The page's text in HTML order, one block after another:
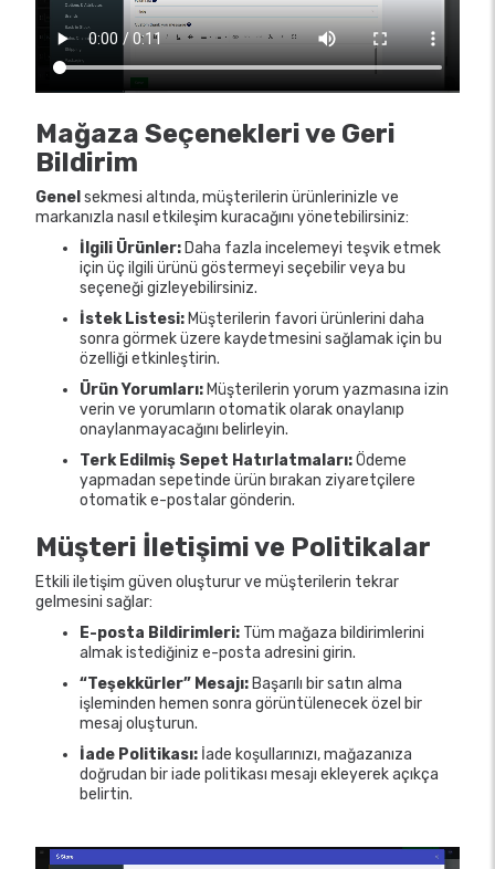
Mağaza Seçenekleri ve Geri
Bildirim
Genelsekmesi altında, müşterilerin ürünlerinizle ve
markanızla nasıl etkileşim kuracağını yönetebilirsiniz:
İlgili Ürünler:Daha fazla incelemeyi teşvik etmek
için üç ilgili ürünü göstermeyi seçebilir veya bu
seçeneği gizleyebilirsiniz.
İstek Listesi:Müşterilerin favori ürünlerini daha
sonra görmek üzere kaydetmesini sağlamak için bu
özelliği etkinleştirin.
Ürün Yorumları:Müşterilerin yorum yazmasına izin
verin ve yorumların otomatik olarak onaylanıp
onaylanmayacağını belirleyin.
Terk Edilmiş Sepet Hatırlatmaları:Ödeme
yapmadan sepetinde ürün bırakan ziyaretçilere
otomatik e-postalar gönderin.
Müşteri İletişimi ve Politikalar
Etkili iletişim güven oluşturur ve müşterilerin tekrar
gelmesini sağlar:
E-posta Bildirimleri: Tüm mağaza bildirimlerini
almak istediğiniz e-posta adresini girin.
“Teşekkürler” Mesajı:Başarılı bir satın alma
işleminden hemen sonra görüntülenecek özel bir
mesaj oluşturun.
İade Politikası: İade koşullarınızı, mağazanıza
doğrudan bir iade politikası mesajı ekleyerek açıkça
belirtin.